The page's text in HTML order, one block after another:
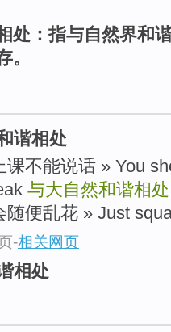
处：指与自然界和
。
谐相处
课不能说话 » You
与大自然和谐相处
随便乱花 » Just
-相关网页
相处